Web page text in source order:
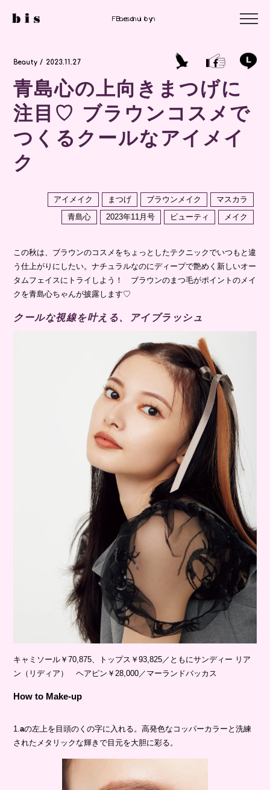
Beauty
Beauty / 2023.11.27
青島心の上向きまつげに
注目♡ ブラウンコスメで
つくるクールなアイメイ
ク
アイメイク まつげ ブラウンメイク
マスカラ
青島心
2023年11月号 ビューティ メイク
この秋は、ブラウンのコスメをちょっとしたテクニックでいつもと違
う仕上がりにしたい。ナチュラルなのにディープで艶めく新しいオー
タムフェイスにトライしよう！ ブラウンのまつ毛がポイントのメイ
クを青島心ちゃんが披露します♡
クールな視線を叶える、アイブラッシュ
キャミソール￥70,875、トップス￥93,825／ともにサンディー リア
ン（リディア） ヘアピン￥28,000／マーランドバッカス
How to Make-up
1.aの左上を目頭のくの字に入れる。高発色なコッパーカラーと洗練
されたメタリックな輝きで目元を大胆に彩る。
Beauty
Fashion